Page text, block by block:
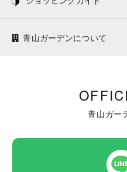
青山ガーデンについて
青山ガー